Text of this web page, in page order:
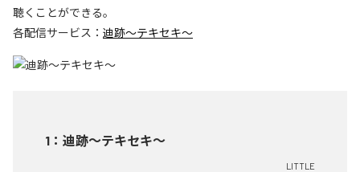
聴くことができる。
各配信サービス： 迪跡〜テキセキ〜
1 ： 迪跡〜テキセキ〜
LITTLE